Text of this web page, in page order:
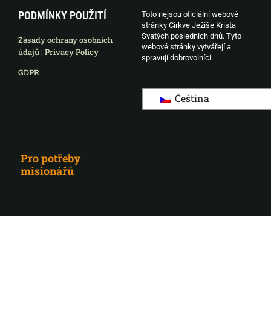
PODMÍNKY POUŽITÍ
Zásady ochrany osobních
údajů | Privacy Policy
GDPR
Toto nejsou oficiální webové
stránky Církve Ježíše Krista
Svatých posledních dnů. Tyto
webové stránky vytvářejí a
spravují dobrovolníci.
Čeština
Pro potřeby
misionářů